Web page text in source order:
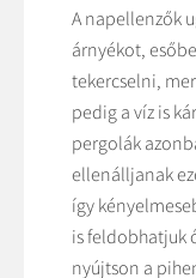
A napellenzők
árnyékot,
tekercselni,
pedig a víz is
pergolák
ellenálljanak
így
is feldobhatjuk
nyújtson a